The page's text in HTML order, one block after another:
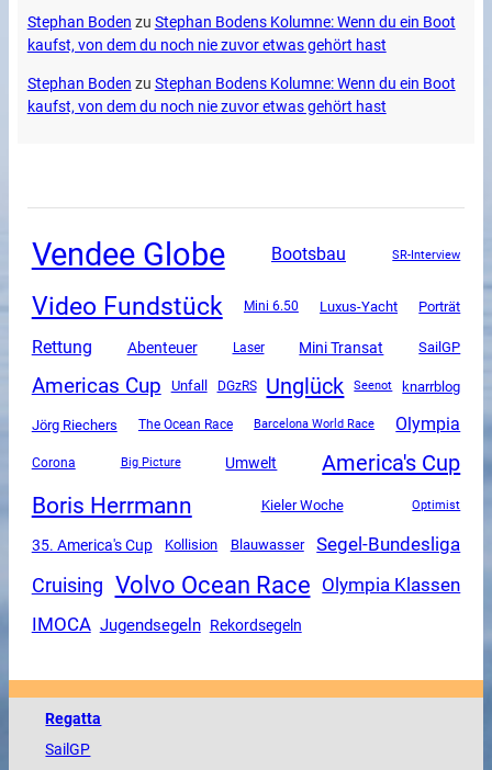
Stephan Boden zu Stephan Bodens Kolumne: Wenn du ein Boot
kaufst, von dem du noch nie zuvor etwas gehört hast
Stephan Boden zu Stephan Bodens Kolumne: Wenn du ein Boot
kaufst, von dem du noch nie zuvor etwas gehört hast
Vendee Globe Bootsbau SR-Interview
Video Fundstück Mini 6.50 Luxus-Yacht Porträt
Rettung Abenteuer Laser Mini Transat SailGP
Americas Cup Unfall DGzRS Unglück Seenot knarrblog
Jörg Riechers The Ocean Race Barcelona World Race Olympia
Corona Big Picture Umwelt America's Cup
Boris Herrmann Kieler Woche Optimist
35. America's Cup Kollision Blauwasser Segel-Bundesliga
Cruising Volvo Ocean Race Olympia Klassen
IMOCA Jugendsegeln Rekordsegeln
Regatta
SailGP